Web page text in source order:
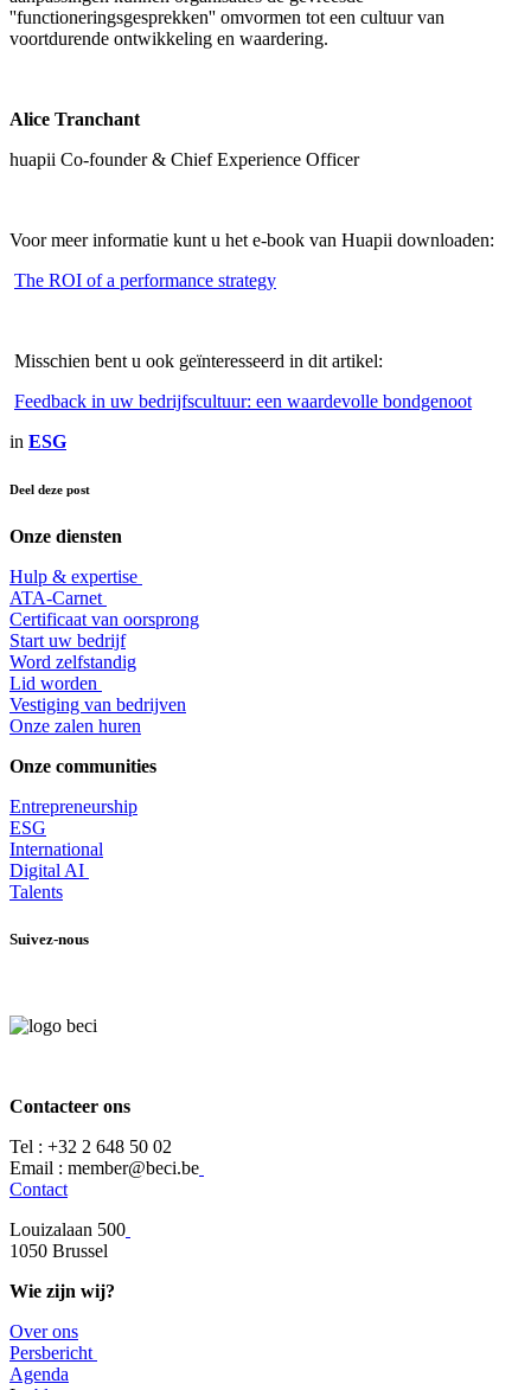
''functioneringsgesprekken'' omvormen tot een cultuur van
voortdurende ontwikkeling en waardering.
Alice Tranchant
huapii Co-founder & Chief Experience Officer
Voor meer informatie kunt u het e-book van Huapii downloaden:
The ROI of a performance strategy
Misschien bent u ook geïnteresseerd in dit artikel:
Feedback in uw bedrijfscultuur: een waardevolle bondgenoot
in ESG
Deel deze post
Onze diensten
Hulp & expertise
​ATA-Carnet
Certificaat van oorsprong
Start uw bedrijf
Word zelfstandig
Lid worden
​Vestiging van bedrijven
Onze zalen huren
Onze communities
Entrepreneurship
ESG
International
Digital AI
Talents
Suivez-nous
Contacteer ons
Tel : +32 2 648 50 02​
​​Email : member@beci.be
Contact
Louizalaan 500
​1050 Brussel
Wie zijn wij?
Over ons
​​Persbericht
​Agenda​